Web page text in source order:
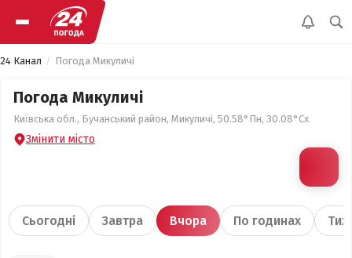
24 Канал Погода Микуличі
Погода Микуличі
Київська обл., Бучанський район, Микуличі, 50.58°Пн, 30.08°Сх
Змінити місто
Сьогодні Завтра Вчора По годинах